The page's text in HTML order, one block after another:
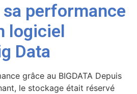
performance
logiciel
Data
grâce au BIGDATA Depuis
le stockage était réservé